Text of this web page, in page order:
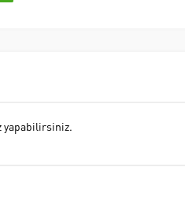
yapabilirsiniz.